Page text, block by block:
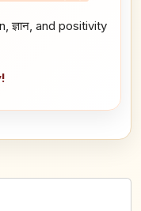
ज्ञान, and positivity